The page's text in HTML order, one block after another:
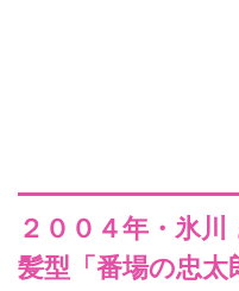
２００４年・氷
髪型「番場の忠太